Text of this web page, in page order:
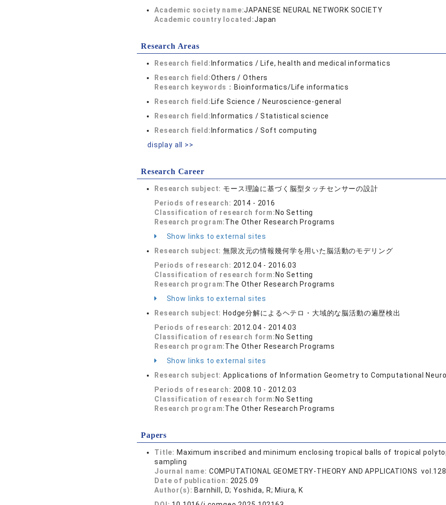
Academic society name:JAPANESE NEURAL NETWORK SOCIETY
Academic country located:Japan
Research Areas
Research field: Informatics / Life, health and medical informatics
Research field:Others / Others
Research keywords： Bioinformatics/Life informatics
Research field: Life Science / Neuroscience-general
Research field: Informatics / Statistical science
Research field: Informatics / Soft computing
display all >>
Research Career
Research subject: モース理論に基づく脳型タッチセンサーの設計
Periods of research: 2014 - 2016
Classification of research form: No Setting
Research program:The Other Research Programs
Show links to external sites
Research subject:無限次元の情報幾何学を用いた脳活動のモデリング
Periods of research: 2012.04 - 2016.03
Classification of research form: No Setting
Research program:The Other Research Programs
Show links to external sites
Research subject: Hodge分解によるヘテロ・大域的な脳活動の遍歴検出
Periods of research: 2012.04 - 2014.03
Classification of research form: No Setting
Research program:The Other Research Programs
Show links to external sites
Research subject:Applications of Information Geometry to Computational
Periods of research: 2008.10 - 2012.03
Classification of research form: No Setting
Research program:The Other Research Programs
Papers
Title: Maximum inscribed and minimum enclosing tropical balls of tropical
sampling
Journal name: COMPUTATIONAL GEOMETRY-THEORY AND APPLICATIONS vol.128
Date of publication: 2025.09
Author(s): Barnhill, D; Yoshida, R; Miura, K